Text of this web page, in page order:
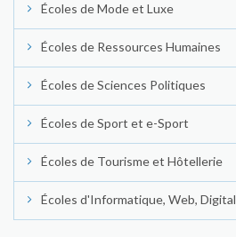
Écoles de Mode et Luxe
Écoles de Ressources Humaines
Écoles de Sciences Politiques
Écoles de Sport et e-Sport
Écoles de Tourisme et Hôtellerie
Écoles d'Informatique, Web, Digital